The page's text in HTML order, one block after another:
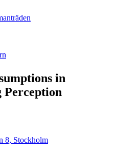
in
Perception
8, Stockholm